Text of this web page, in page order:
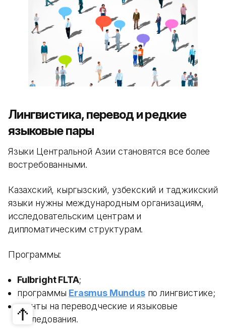
Лингвистика, перевод и редкие
языковые пары
Языки Центральной Азии становятся все более
востребованными.
Казахский, кыргызский, узбекский и таджикский
языки нужны международным организациям,
исследовательским центрам и
дипломатическим структурам.
Программы:
Fulbright FLTA;
программы Erasmus Mundusпо лингвистике;
гранты на переводческие и языковые
исследования.